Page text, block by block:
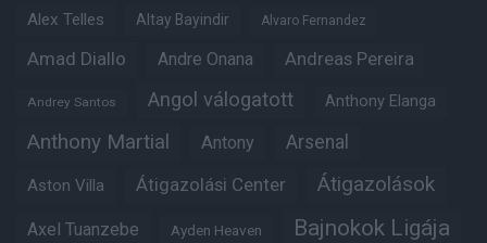
Alex Telles Altay Bayindir Alvaro Fernandez
Amad Diallo Andre Onana Andreas Pereira
Andrey Santos Angol válogatott Anthony Elanga
Anthony Martial Antony Arsenal
Aston Villa Átigazolási Center Átigazolások
Axel Tuanzebe Ayden Heaven Bajnokok Ligája